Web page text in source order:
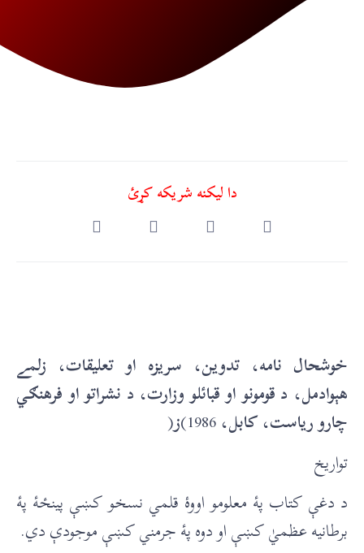
دا ليکنه شريکه کړئ
خوشحال نامه، تدوین، سریزه او تعلیقات، زلمے
هېوادمل، د قومونو او قبائلو وزارت، د نشراتو او فرهنګي
چارو ریاست، کابل،1986)ز(
تواریخ
د دغې کتاب پۀ معلومو اووۀ قلمي نسخو کښې پینځۀ پۀ
برطانيه عظميٰ کښې او دوه پۀ جرمني کښې موجودې دي.